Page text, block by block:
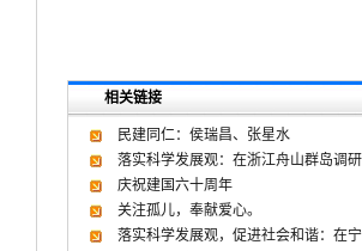
相关链接
民建同仁：侯瑞昌、张星水
落实科学发展观：在浙江舟山群岛调
庆祝建国六十周年
关注孤儿，奉献爱心。
落实科学发展观，促进社会和谐：在